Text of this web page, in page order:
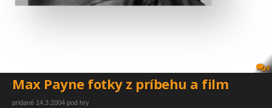
9
Max Payne fotky z príbehu a film
pridané 14.3.2004 pod hry